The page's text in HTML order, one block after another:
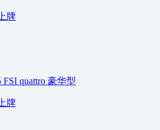
牌
quattro 豪华型
牌